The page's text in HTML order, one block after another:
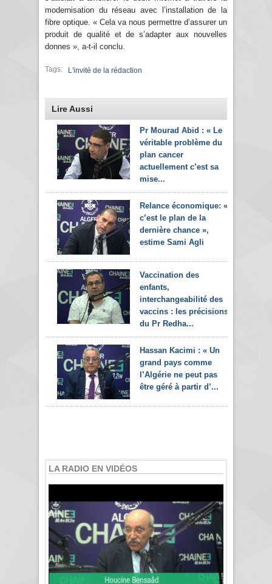
modernisation du réseau avec l’installation de la
fibre optique. « Cela va nous permettre d’assurer un
produit de qualité et de s’adapter aux nouvelles
donnes », a-t-il conclu.
Tags: L'invité de la rédaction
Lire Aussi
Pr Mourad Abid : « Le
véritable problème du
plan cancer
actuellement c’est sa
mise...
Relance économique: «
c’est le plan de la
dernière chance »,
estime Sami Agli
Vaccination des
enfants,
interchangeabilité des
vaccins : les précisions
du Pr Redha...
Hassan Kacimi : « Un
grand pays comme
l’Algérie ne peut pas
être géré à partir d’...
LA RADIO EN VIDÉOS